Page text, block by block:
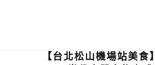
【台北松山機場站美食